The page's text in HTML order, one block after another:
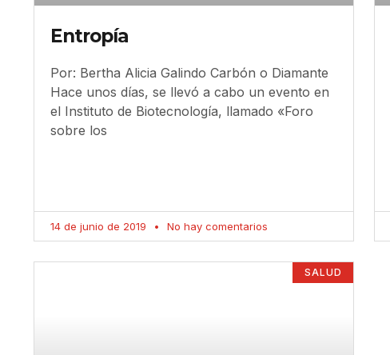
Entropía
Por: Bertha Alicia Galindo Carbón o Diamante
Hace unos días, se llevó a cabo un evento en
el Instituto de Biotecnología, llamado «Foro
sobre los
14 de junio de 2019 No hay comentarios
SALUD